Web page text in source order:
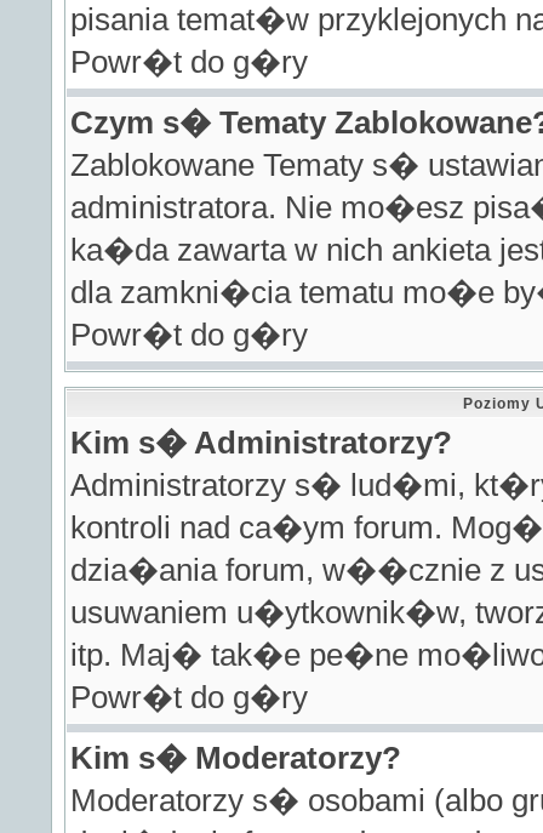
pisania temat�w przyklejonych
Powr�t do g�ry
Czym s� Tematy
Zablokowane Tematy s�
administratora. Nie mo�esz
ka�da zawarta w nich ankieta
dla zamkni�cia tematu mo�e
Powr�t do g�ry
Poziomy
Kim s� Administratorzy?
Administratorzy s� lud�mi,
kontroli nad ca�ym forum.
dzia�ania forum, w��cznie z
usuwaniem u�ytkownik�w,
itp. Maj� tak�e pe�ne
Powr�t do g�ry
Kim s� Moderatorzy?
Moderatorzy s� osobami (albo